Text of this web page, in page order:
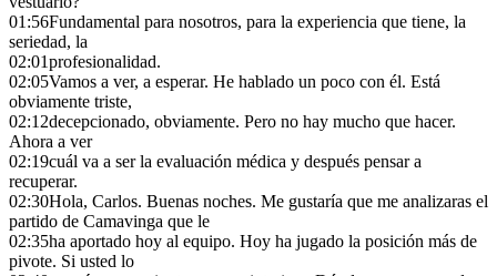
01:56Fundamental para nosotros, para la experiencia que tiene, la
seriedad, la
02:01profesionalidad.
02:05Vamos a ver, a esperar. He hablado un poco con él. Está
obviamente triste,
02:12decepcionado, obviamente. Pero no hay mucho que hacer.
Ahora a ver
02:19cuál va a ser la evaluación médica y después pensar a
recuperar.
02:30Hola, Carlos. Buenas noches. Me gustaría que me analizaras el
partido de Camavinga que le
02:35ha aportado hoy al equipo. Hoy ha jugado la posición más de
pivote. Si usted lo